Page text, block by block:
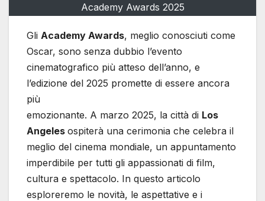
Academy Awards 2025
Gli Academy Awards, meglio conosciuti come
Oscar, sono senza dubbio l’evento
cinematografico più atteso dell’anno, e
l’edizione del 2025 promette di essere ancora
più
emozionante. A marzo 2025, la città di Los
Angeles ospiterà una cerimonia che celebra il
meglio del cinema mondiale, un appuntamento
imperdibile per tutti gli appassionati di film,
cultura e spettacolo. In questo articolo
esploreremo le novità, le aspettative e i